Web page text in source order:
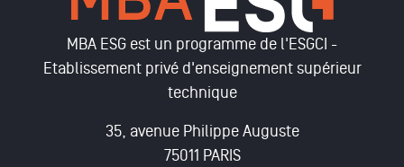
MBA ESG est un programme de l'ESGCI -
Etablissement privé d'enseignement supérieur
technique
35, avenue Philippe Auguste
75011 PARIS